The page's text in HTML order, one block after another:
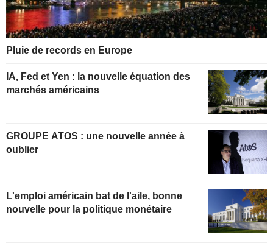
Pluie de records en Europe
IA, Fed et Yen : la nouvelle équation des
marchés américains
GROUPE ATOS : une nouvelle année à
oublier
L'emploi américain bat de l'aile, bonne
nouvelle pour la politique monétaire